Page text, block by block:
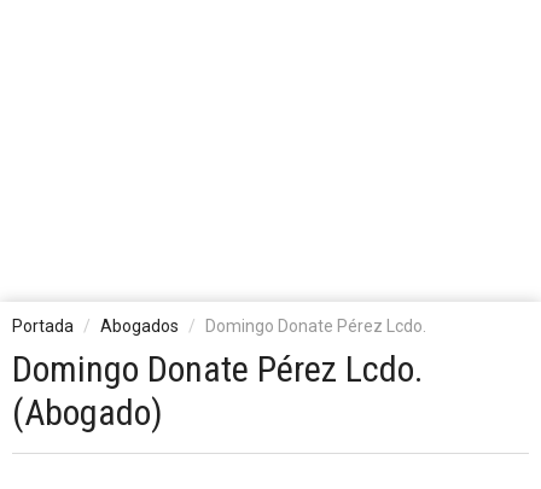
Portada Abogados Domingo Donate Pérez Lcdo.
Domingo Donate Pérez Lcdo.
(Abogado)